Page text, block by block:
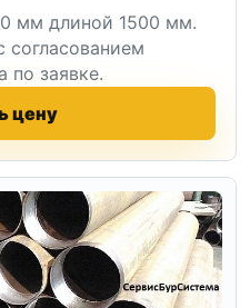
мм длиной 1500 мм.
согласованием
по заявке.
цену